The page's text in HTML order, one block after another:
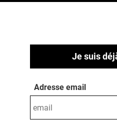
Je suis
Adresse email